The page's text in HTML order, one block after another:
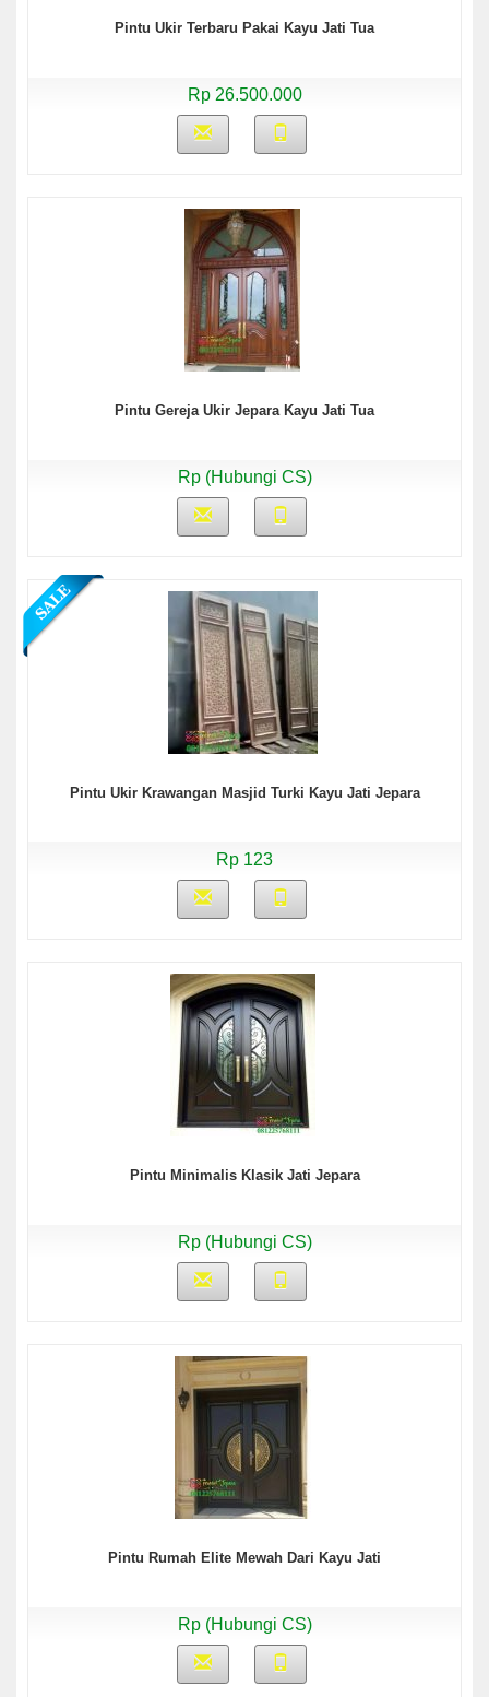
Pintu Ukir Terbaru Pakai Kayu Jati Tua
Rp 26.500.000
Pintu Gereja Ukir Jepara Kayu Jati Tua
Rp (Hubungi CS)
Pintu Ukir Krawangan Masjid Turki Kayu Jati Jepara
Rp 123
Pintu Minimalis Klasik Jati Jepara
Rp (Hubungi CS)
Pintu Rumah Elite Mewah Dari Kayu Jati
Rp (Hubungi CS)